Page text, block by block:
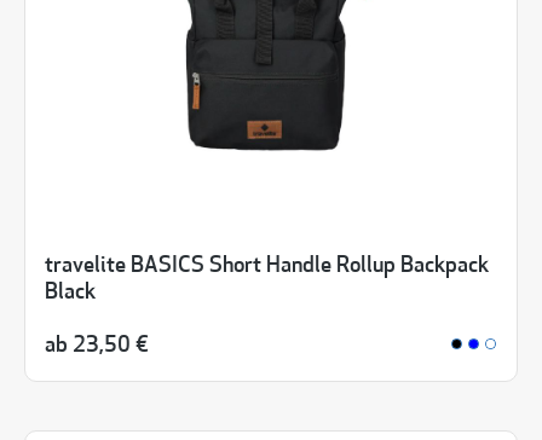
travelite BASICS Short Handle Rollup Backpack
Black
ab 23,50 €